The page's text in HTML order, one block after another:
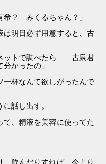
？ みくるちゃん？」
は明日必ず用意すると、古
ットで調べたら――古泉君
かったの」
一杯なんて欲しがったんで
話し出す。
、精液を美容に使ってた
、飲んだりすれば、今より